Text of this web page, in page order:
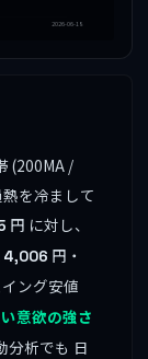
2026-06-18
(200MA /
を冷まして
円 に対し、
4,006 円・
ング安値
意欲の強さ
分析でも 日